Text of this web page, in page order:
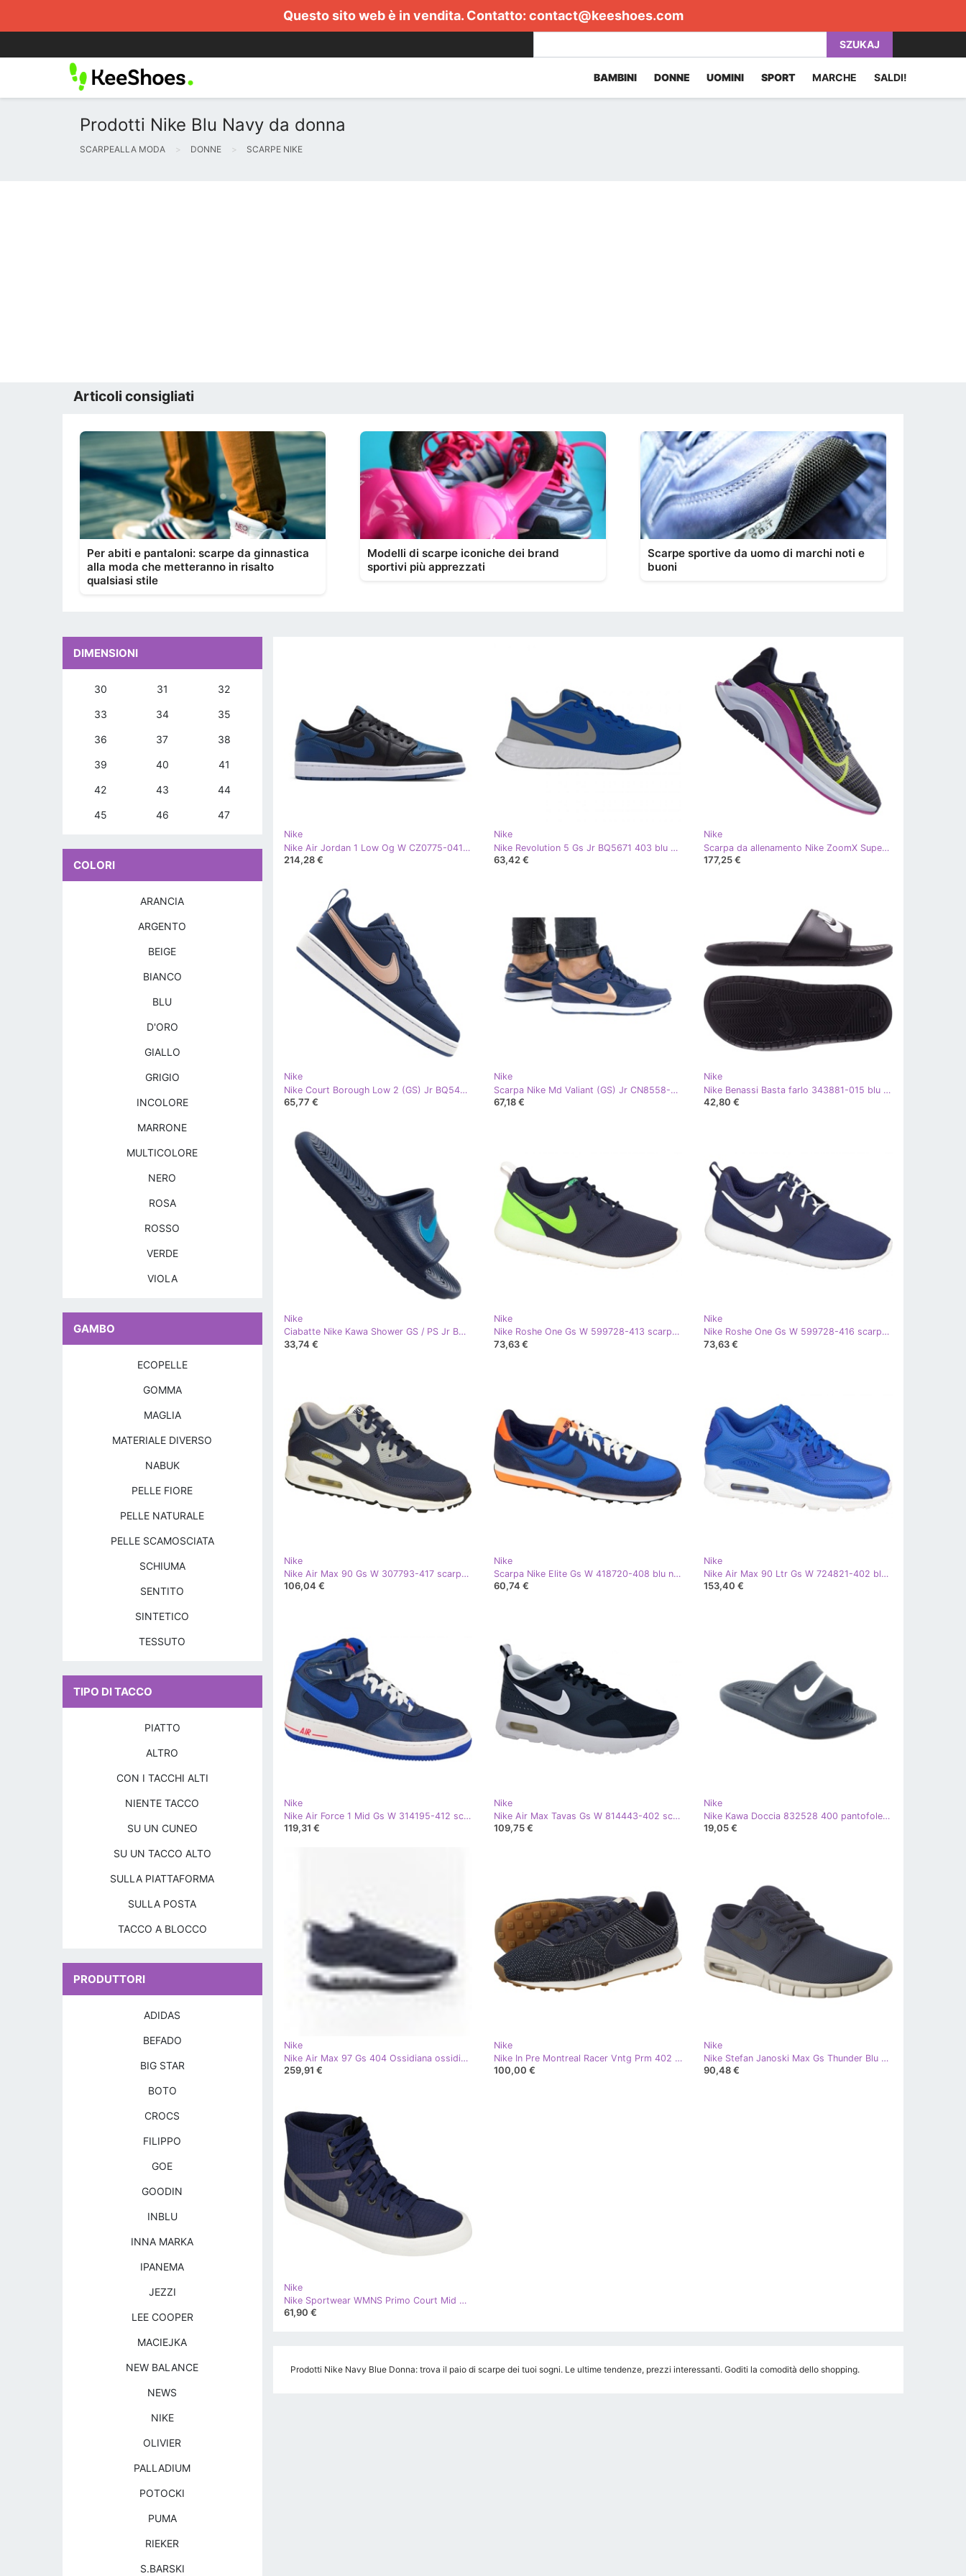
Questo sito web è in vendita. Contatto: contact@keeshoes.com
SZUKAJ
BAMBINI DONNE UOMINI SPORT MARCHE SALDI!
Prodotti Nike Blu Navy da donna
SCARPEALLA MODA DONNE SCARPE NIKE
Articoli consigliati
Per abiti e pantaloni: scarpe da ginnastica
alla moda che metteranno in risalto
qualsiasi stile
Modelli di scarpe iconiche dei brand
sportivi più apprezzati
Scarpe sportive da uomo di marchi noti e
buoni
Nike
Nike Air Jordan 1 Low Og W CZ0775-041 nero blu navy
214,28 €
Nike
Nike Revolution 5 Gs Jr BQ5671 403 blu navy blu
63,42 €
Nike
Scarpa da allenamento Nike ZoomX SuperRep Surge W CK9406-420 blu navy rosa grigio verde
177,25 €
Nike
Nike Court Borough Low 2 (GS) Jr BQ5448-401 scarpe beige blu navy
65,77 €
Nike
Scarpa Nike Md Valiant (GS) Jr CN8558-401 blu navy d'oro
67,18 €
Nike
Nike Benassi Basta farlo 343881-015 blu navy
42,80 €
Nike
Ciabatte Nike Kawa Shower GS / PS Jr BQ6831-402 blu navy
33,74 €
Nike
Nike Roshe One Gs W 599728-413 scarpe blu navy verde
73,63 €
Nike
Nike Roshe One Gs W 599728-416 scarpe bianco blu navy
73,63 €
Nike
Nike Air Max 90 Gs W 307793-417 scarpe blu navy
106,04 €
Nike
Scarpa Nike Elite Gs W 418720-408 blu navy blu
60,74 €
Nike
Nike Air Max 90 Ltr Gs W 724821-402 blu navy
153,40 €
Nike
Nike Air Force 1 Mid Gs W 314195-412 scarpe blu navy
119,31 €
Nike
Nike Air Max Tavas Gs W 814443-402 scarpe blu navy
109,75 €
Nike
Nike Kawa Doccia 832528 400 pantofole bianco blu navy
19,05 €
Nike
Nike Air Max 97 Gs 404 Ossidiana ossidiana bianca blu navy blu
259,91 €
Nike
Nike In Pre Montreal Racer Vntg Prm 402 blu navy
100,00 €
Nike
Nike Stefan Janoski Max Gs Thunder Blu Nero Gum Brown blu navy
90,48 €
Nike
Nike Sportwear WMNS Primo Court Mid Modern W 861673-400 blu navy
61,90 €
Prodotti Nike Navy Blue Donna: trova il paio di scarpe dei tuoi sogni. Le ultime tendenze, prezzi interessanti. Goditi la comodità dello shopping.
DIMENSIONI
30 31 32
33 34 35
36 37 38
39 40 41
42 43 44
45 46 47
COLORI
ARANCIA
ARGENTO
BEIGE
BIANCO
BLU
D'ORO
GIALLO
GRIGIO
INCOLORE
MARRONE
MULTICOLORE
NERO
ROSA
ROSSO
VERDE
VIOLA
GAMBO
ECOPELLE
GOMMA
MAGLIA
MATERIALE DIVERSO
NABUK
PELLE FIORE
PELLE NATURALE
PELLE SCAMOSCIATA
SCHIUMA
SENTITO
SINTETICO
TESSUTO
TIPO DI TACCO
PIATTO
ALTRO
CON I TACCHI ALTI
NIENTE TACCO
SU UN CUNEO
SU UN TACCO ALTO
SULLA PIATTAFORMA
SULLA POSTA
TACCO A BLOCCO
PRODUTTORI
ADIDAS
BEFADO
BIG STAR
BOTO
CROCS
FILIPPO
GOE
GOODIN
INBLU
INNA MARKA
IPANEMA
JEZZI
LEE COOPER
MACIEJKA
NEW BALANCE
NEWS
NIKE
OLIVIER
PALLADIUM
POTOCKI
PUMA
RIEKER
S.BARSKI